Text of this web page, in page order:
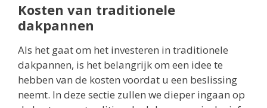
Kosten van traditionele
dakpannen
Als het gaat om het investeren in traditionele
dakpannen, is het belangrijk om een idee te
hebben van de kosten voordat u een beslissing
neemt. In deze sectie zullen we dieper ingaan op